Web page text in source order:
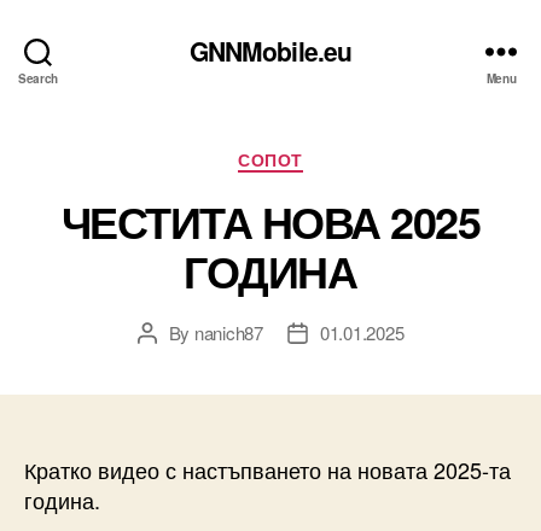
Search
GNNMobile.eu
Menu
Categories
СОПОТ
ЧЕСТИТА НОВА 2025
ГОДИНА
PostBy nanich87
Post01.01.2025
Кратко видео с настъпването на новата 2025-та
година.